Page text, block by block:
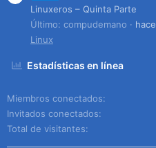
Linuxeros – Quinta Parte
Último: compudemano
Linux
Estadísticas en línea
Miembros conectados
Invitados conectados
Total de visitantes